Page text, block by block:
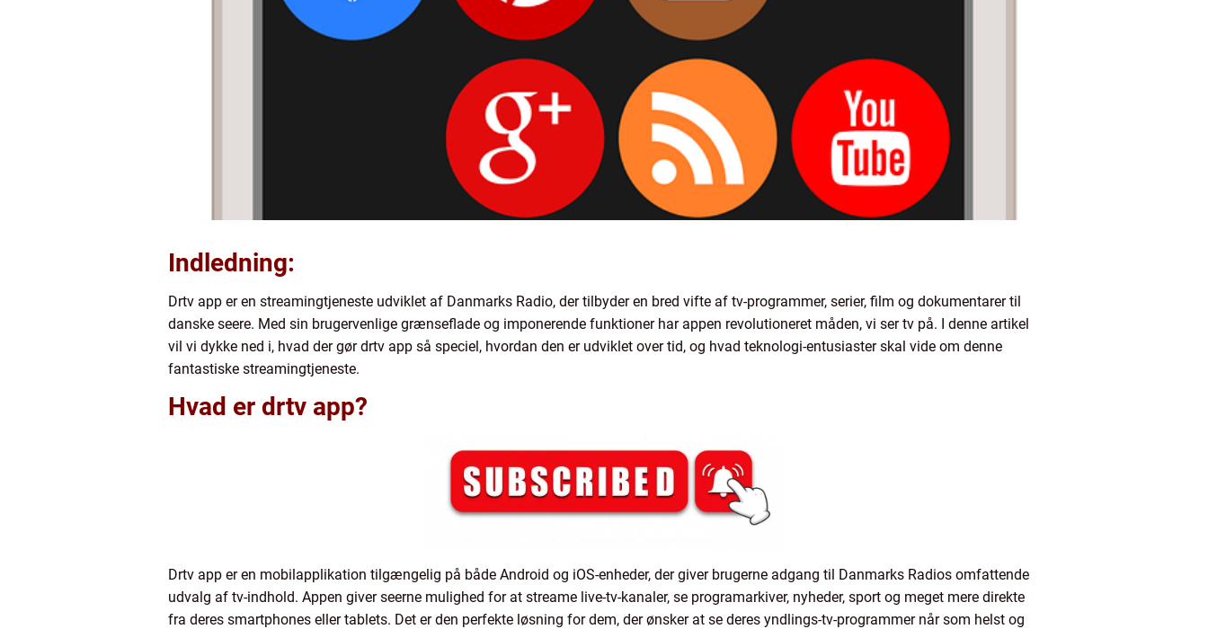
Indledning:
Drtv app er en streamingtjeneste udviklet af Danmarks Radio, der tilbyder en bred vifte af tv-programmer, serier, film og dokumentarer til
danske seere. Med sin brugervenlige grænseflade og imponerende funktioner har appen revolutioneret måden, vi ser tv på. I denne artikel
vil vi dykke ned i, hvad der gør drtv app så speciel, hvordan den er udviklet over tid, og hvad teknologi-entusiaster skal vide om denne
fantastiske streamingtjeneste.
Hvad er drtv app?
Drtv app er en mobilapplikation tilgængelig på både Android og iOS-enheder, der giver brugerne adgang til Danmarks Radios omfattende
udvalg af tv-indhold. Appen giver seerne mulighed for at streame live-tv-kanaler, se programarkiver, nyheder, sport og meget mere direkte
fra deres smartphones eller tablets. Det er den perfekte løsning for dem, der ønsker at se deres yndlings-tv-programmer når som helst og